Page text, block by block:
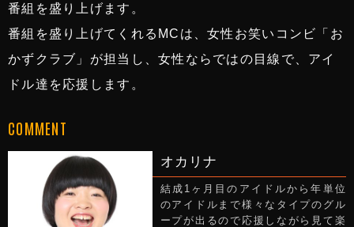
番組を盛り上げます。
番組を盛り上げてくれるMCは、女性お笑いコンビ「お
かずクラブ」が担当し、女性ならではの目線で、アイ
ドル達を応援します。
COMMENT
オカリナ
結成1ヶ月目のアイドルから年単位
のアイドルまで様々なタイプのグル
ープが出るので応援しながら見て楽